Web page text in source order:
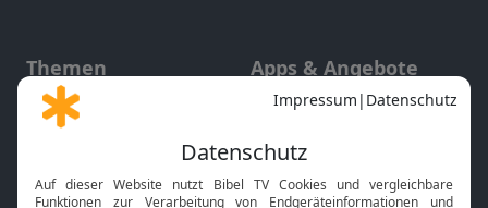
Themen
Gott und Bibel erklärt
Neuigkeiten
Apps & Angebote
Mobile App
Smart TV